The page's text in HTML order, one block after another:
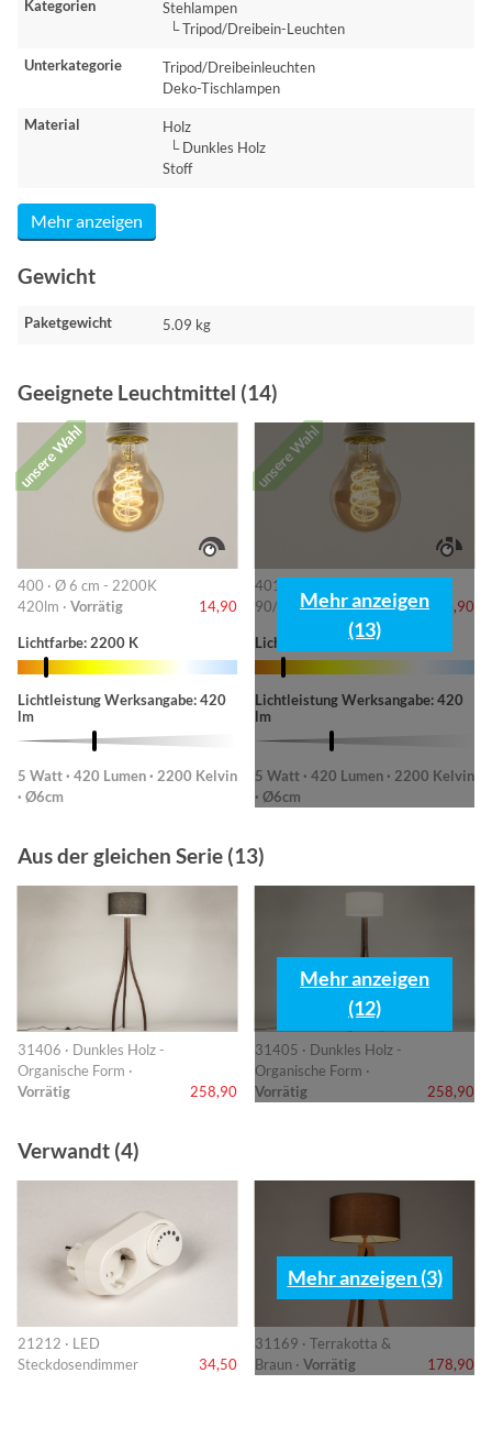
Kategorien
Stehlampen
└ Tripod/Dreibein-Leuchten
Unterkategorie
Tripod/Dreibeinleuchten
Deko-Tischlampen
Material
Holz
└ Dunkles Holz
Stoff
Mehr anzeigen
Gewicht
Paketgewicht 5.09 kg
Geeignete Leuchtmittel (14)
unsere Wahl
400 · Ø 6 cm - 2200K
420lm · Vorrätig 14,90
Lichtfarbe: 2200 K
Lichtleistung Werksangabe: 420
lm
5 Watt · 420 Lumen · 2200 Kelvin
· Ø6cm
unsere Wahl
401 · 6cm-2200K
90/220/420lm ·Vorrätig 14,90
Lichtfarbe: 2200 K
Lichtleistung Werksangabe: 420
lm
5 Watt · 420 Lumen · 2200 Kelvin
· Ø6cm
Mehr anzeigen
(13)
Aus der gleichen Serie (13)
31406 · Dunkles Holz -
Organische Form ·
Vorrätig
258,90
31405 · Dunkles Holz -
Organische Form ·
Vorrätig
258,90
Mehr anzeigen
(12)
Verwandt (4)
21212 · LED
Steckdosendimmer
34,50
31169 · Terrakotta &
Braun · Vorrätig 178,90
Mehr anzeigen (3)